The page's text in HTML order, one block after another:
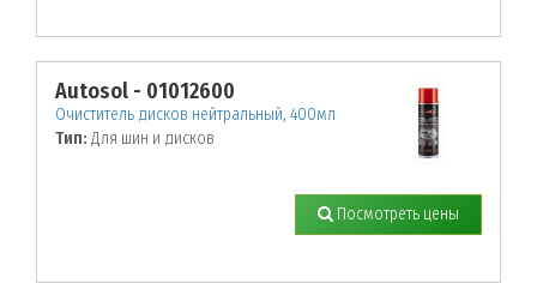
Autosol - 01012600
Очиститель дисков нейтральный, 400мл
Тип: Для шин и дисков
Посмотреть цены